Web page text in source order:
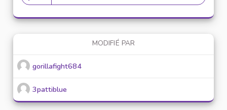
21 abonnés
MODIFIÉ PAR
gorillafight684
3pattiblue